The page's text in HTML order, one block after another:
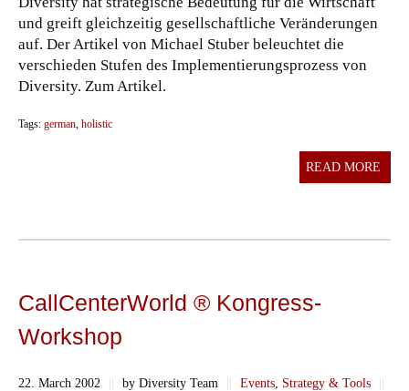
und greift gleichzeitig gesellschaftliche Veränderungen
auf. Der Artikel von Michael Stuber beleuchtet die
verschieden Stufen des Implementierungsprozess von
Diversity. Zum Artikel.
Tags: german, holistic
READ MORE
CallCenterWorld ® Kongress-
Workshop
22. March 2002 || by Diversity Team || Events Strategy & Tools ||